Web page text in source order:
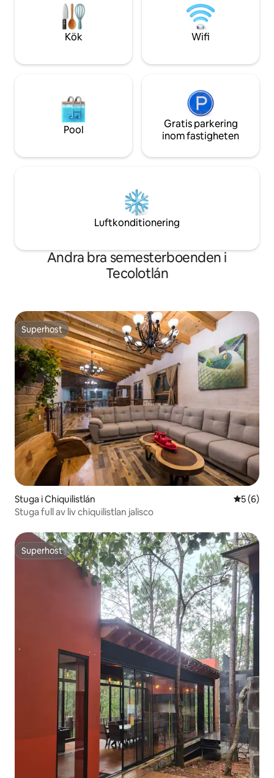
Intresserad?
och fråga om
Kök Wifi
Pool
Gratis parkering
inom fastigheten
Luftkonditionering
Andra bra semesterboenden i
Tecolotlán
Superhost
Superhost
Stuga i Chiquilistlán 5 av 5 i
5 (6)
Stuga full av liv chiquilistlan jalisco
Superhost
Superhost